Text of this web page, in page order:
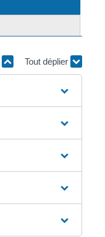
Tout déplier